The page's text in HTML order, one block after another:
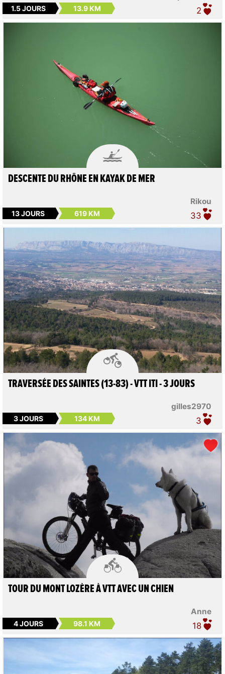
1.5 JOURS 13.9 KM 2

Rikou
DESCENTE DU RHÔNE EN KAYAK DE MER
13 JOURS 619 KM 33

gilles2970
TRAVERSÉE DES SAINTES (13-83) - VTT ITI - 3 JOURS
3 JOURS 134 KM 3

Anne
TOUR DU MONT LOZÈRE À VTT AVEC UN CHIEN
4 JOURS 98.1 KM 18